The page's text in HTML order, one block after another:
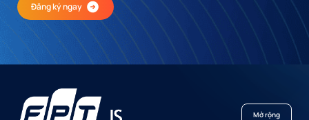
Đăng ký ngay
Mở rộng